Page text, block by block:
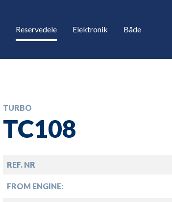
Reservedele Elektronik Både
TURBO
TC108
REF. NR
FROM ENGINE: